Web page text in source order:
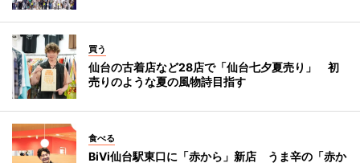
買う
仙台の古着店など28店で「仙台七夕夏売り」 初
売りのような夏の風物詩目指す
食べる
BiVi仙台駅東口に「赤から」新店 うま辛の「赤か